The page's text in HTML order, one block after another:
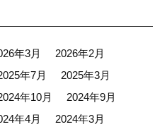
年3月
2026年2月
年7月
2025年3月
年10月
2024年9月
年4月
2024年3月